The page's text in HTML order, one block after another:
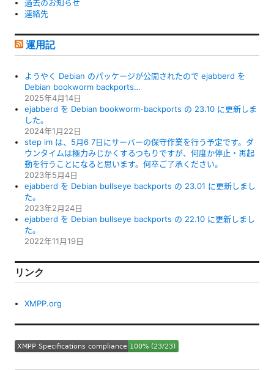
過去のお知らせ
連絡先
運用記
ようやく Debian のパッケージが公開されたので ejabberd を
Debian bookworm backports…
2025年4月14日
ejabberd を Debian bookworm-backports の 23.10 に更新しま
した。
2024年1月22日
step im は、5月6 7日にサーバーの保守作業を行う予定です。ダ
ウンタイムは極力みじかくするつもりですが、何度か停止・再起
動を行うことになると思います。何卒ご了承ください。
2023年5月4日
ejabberd を Debian bullseye backports の 23.01 に更新しまし
た。
2023年2月24日
ejabberd を Debian bullseye backports の 22.10 に更新しまし
た。
2022年11月19日
リンク
XMPP.org